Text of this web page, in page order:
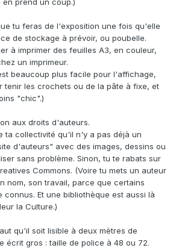
tu feras de l'exposition une fois qu'elle
de stockage à prévoir, ou poubelle.
à imprimer des feuilles A3, en couleur,
un imprimeur.
beaucoup plus facile pour l'affichage,
tenir les crochets ou de la pâte à fixe, et
"chic".)
aux droits d'auteurs.
ta collectivité qu'il n'y a pas déjà un
d'auteurs" avec des images, dessins ou
sans problème. Sinon, tu te rabats sur
Commons. (Voire tu mets un auteur
nom, son travail, parce que certains
connus. Et une bibliothèque est aussi là
la Culture.)
qu'il soit lisible à deux mètres de
écrit gros : taille de police à 48 ou 72.